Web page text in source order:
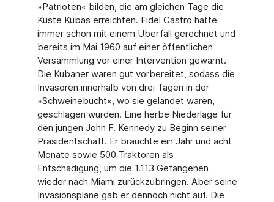
»Patrioten« bilden, die am gleichen Tage die
Küste Kubas erreichten. Fidel Castro hatte
immer schon mit einem Überfall gerechnet und
bereits im Mai 1960 auf einer öffentlichen
Versammlung vor einer Intervention gewarnt.
Die Kubaner waren gut vorbereitet, sodass die
Invasoren innerhalb von drei Tagen in der
»Schweinebucht«, wo sie gelandet waren,
geschlagen wurden. Eine herbe Niederlage für
den jungen John F. Kennedy zu Beginn seiner
Präsidentschaft. Er brauchte ein Jahr und acht
Monate sowie 500 Traktoren als
Entschädigung, um die 1.113 Gefangenen
wieder nach Miami zurückzubringen. Aber seine
Invasionspläne gab er dennoch nicht auf. Die